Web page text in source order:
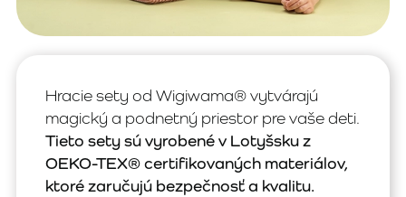
Hracie sety od Wigiwama® vytvárajú
magický a podnetný priestor pre vaše deti.
Tieto sety sú vyrobené v Lotyšsku z
OEKO-TEX® certifikovaných materiálov,
ktoré zaručujú bezpečnosť a kvalitu.